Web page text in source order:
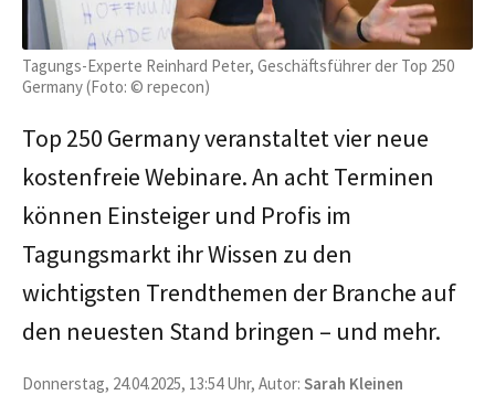
Tagungs-Experte Reinhard Peter, Geschäftsführer der Top 250
Germany (Foto: © repecon)
Top 250 Germany veranstaltet vier neue
kostenfreie Webinare. An acht Terminen
können Einsteiger und Profis im
Tagungsmarkt ihr Wissen zu den
wichtigsten Trendthemen der Branche auf
den neuesten Stand bringen – und mehr.
Donnerstag, 24.04.2025, 13:54 Uhr, Autor: Sarah Kleinen